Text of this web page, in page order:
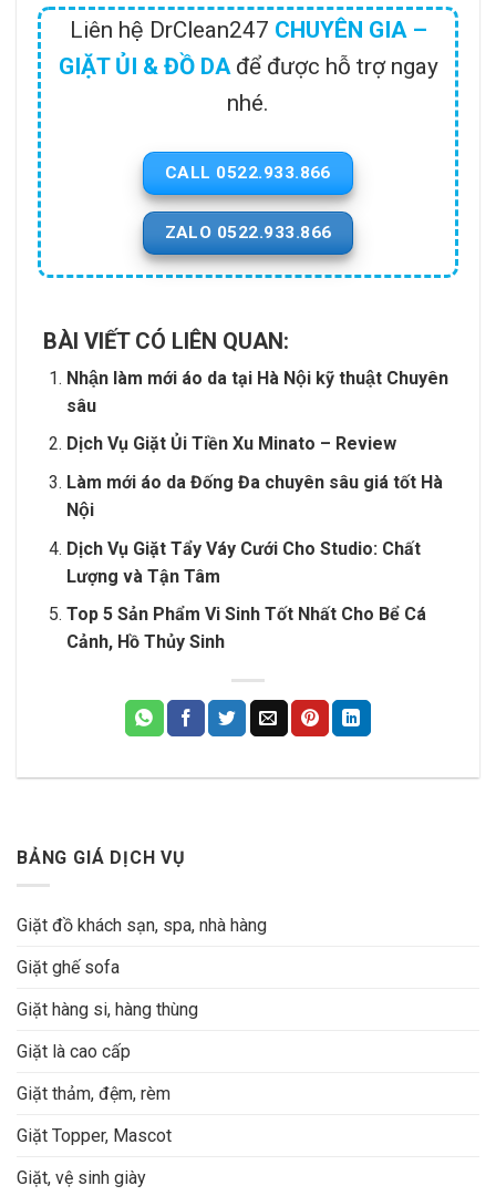
Liên hệ DrClean247 CHUYÊN GIA –
GIẶT ỦI & ĐỒ DAđể được hỗ trợ ngay
nhé.
CALL 0522.933.866
ZALO 0522.933.866
BÀI VIẾT CÓ LIÊN QUAN:
Nhận làm mới áo da tại Hà Nội kỹ thuật Chuyên
sâu
Dịch Vụ Giặt Ủi Tiền Xu Minato – Review
Làm mới áo da Đống Đa chuyên sâu giá tốt Hà
Nội
Dịch Vụ Giặt Tẩy Váy Cưới Cho Studio: Chất
Lượng và Tận Tâm
Top 5 Sản Phẩm Vi Sinh Tốt Nhất Cho Bể Cá
Cảnh, Hồ Thủy Sinh
BẢNG GIÁ DỊCH VỤ
Giặt đồ khách sạn, spa, nhà hàng
Giặt ghế sofa
Giặt hàng si, hàng thùng
Giặt là cao cấp
Giặt thảm, đệm, rèm
Giặt Topper, Mascot
Giặt, vệ sinh giày